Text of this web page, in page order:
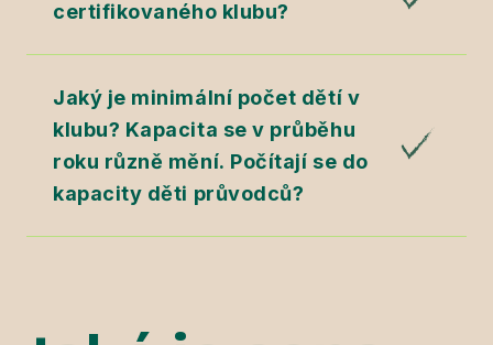
certifikovaného klubu?
Jaký je minimální počet dětí v
klubu? Kapacita se v průběhu
roku různě mění. Počítají se do
kapacity děti průvodců?